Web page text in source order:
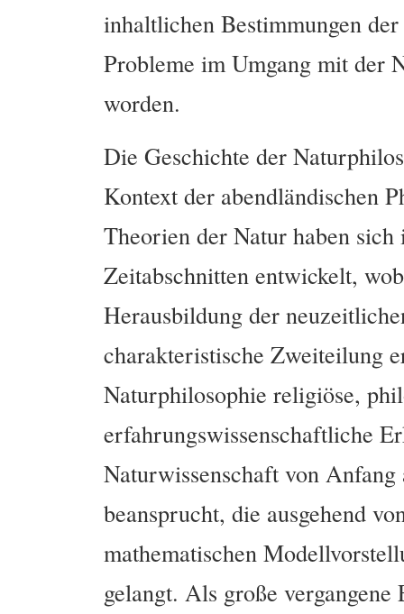
inhaltlichen Bestimmungen
Probleme im Umgang mit der
worden.
Die Geschichte der
Kontext der abendländischen
Theorien der Natur haben
Zeitabschnitten entwickelt,
Herausbildung der
charakteristische Zweiteilung
Naturphilosophie religiöse,
erfahrungswissenschaftliche
Naturwissenschaft von
beansprucht, die ausgehend
mathematischen
gelangt. Als große